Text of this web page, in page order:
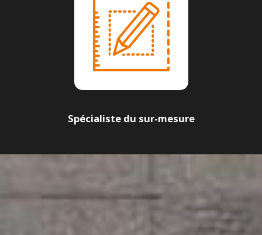
Spécialiste du sur-mesure